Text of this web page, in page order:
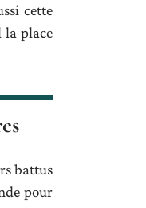
cette
la place
battus
pour